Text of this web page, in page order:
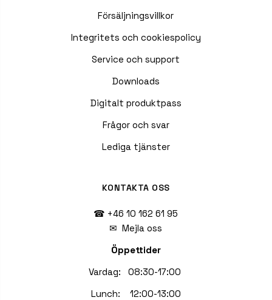
Försäljningsvillkor
Integritets och cookiespolicy
Service och support
Downloads
Digitalt produktpass
Frågor och svar
Lediga tjänster
KONTAKTA OSS
☎ +46 10 162 61 95
✉Mejla oss
Öppettider
Vardag: 08:30-17:00
Lunch: 12:00-13:00